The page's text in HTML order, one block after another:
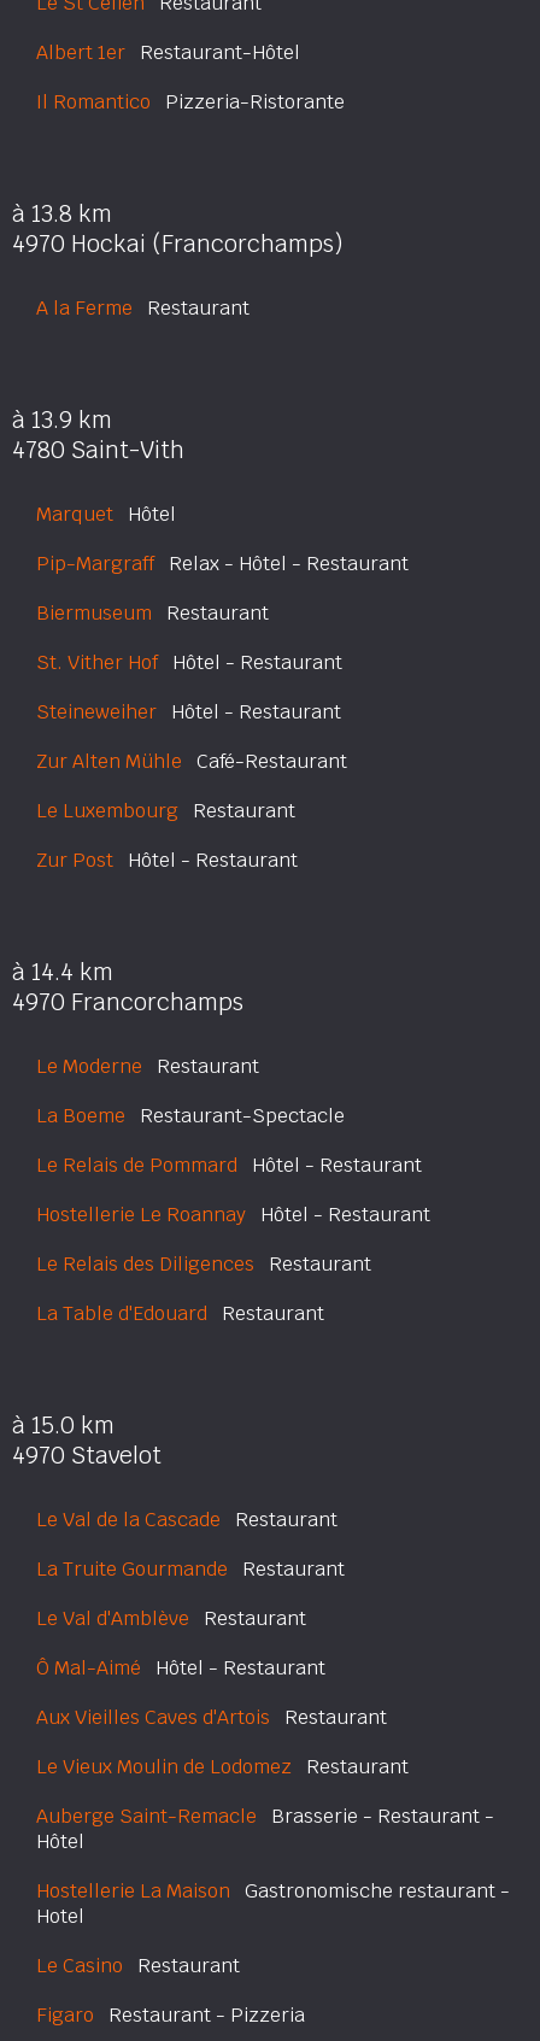
Albert 1er Restaurant-Hôtel
Il Romantico Pizzeria-Ristorante
à 13.8 km
4970 Hockai (Francorchamps)
A la Ferme Restaurant
à 13.9 km
4780 Saint-Vith
Marquet Hôtel
Pip-MargraffRelax - Hôtel - Restaurant
Biermuseum Restaurant
St. Vither HofHôtel - Restaurant
Steineweiher Hôtel - Restaurant
Zur Alten Mühle Café-Restaurant
Le Luxembourg Restaurant
Zur Post Hôtel - Restaurant
à 14.4 km
4970 Francorchamps
Le Moderne Restaurant
La Boeme Restaurant-Spectacle
Le Relais de Pommard Hôtel - Restaurant
Hostellerie Le Roannay Hôtel - Restaurant
Le Relais des Diligences Restaurant
La Table d'Edouard Restaurant
à 15.0 km
4970 Stavelot
Le Val de la Cascade Restaurant
La Truite Gourmande Restaurant
Le Val d'Amblève Restaurant
Ô Mal-Aimé Hôtel - Restaurant
Aux Vieilles Caves d'Artois Restaurant
Le Vieux Moulin de Lodomez Restaurant
Auberge Saint-Remacle Brasserie - Restaurant -
Hôtel
Hostellerie La Maison Gastronomische restaurant -
Hotel
Le Casino Restaurant
Figaro Restaurant - Pizzeria